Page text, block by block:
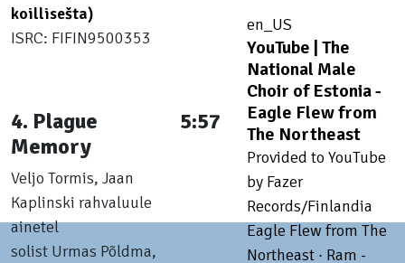
koillisešta)
ISRC: FIFIN9500353
4. Plague
Memory
Veljo Tormis, Jaan
Kaplinski rahvaluule
ainetel
solist Urmas Põldma,
5:57
en_US
YouTube | The
National Male
Choir of Estonia -
Eagle Flew from
The Northeast
Provided to YouTube
by Fazer
Records/Finlandia
Eagle Flew from The
Northeast · Ram -